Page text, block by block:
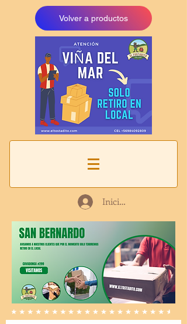
Volver a productos
Iniciar sesión